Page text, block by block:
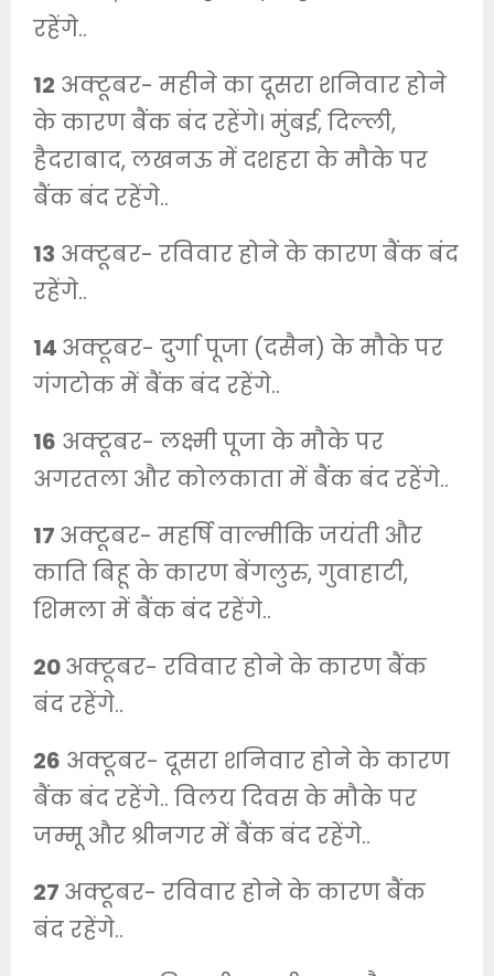
रहेंगे..
12 अक्टूबर- महीने का दूसरा शनिवार होने
के कारण बैंक बंद रहेंगे। मुंबई, दिल्ली,
हैदराबाद, लखनऊ में दशहरा के मौके पर
बैंक बंद रहेंगे..
13 अक्टूबर- रविवार होने के कारण बैंक बंद
रहेंगे..
14 अक्टूबर- दुर्गा पूजा (दसैन) के मौके पर
गंगटोक में बैंक बंद रहेंगे..
16 अक्टूबर- लक्ष्मी पूजा के मौके पर
अगरतला और कोलकाता में बैंक बंद रहेंगे..
17 अक्टूबर- महर्षि वाल्मीकि जयंती और
काति बिहू के कारण बेंगलुरु, गुवाहाटी,
शिमला में बैंक बंद रहेंगे..
20अक्टूबर- रविवार होने के कारण बैंक
बंद रहेंगे..
26 अक्टूबर- दूसरा शनिवार होने के कारण
बैंक बंद रहेंगे.. विलय दिवस के मौके पर
जम्मू और श्रीनगर में बैंक बंद रहेंगे..
27 अक्टूबर- रविवार होने के कारण बैंक
बंद रहेंगे..